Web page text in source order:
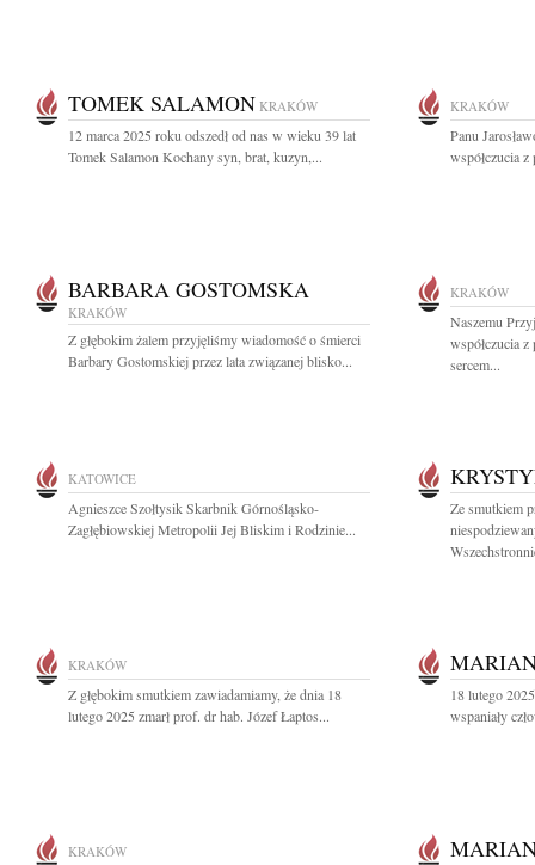
TOMEK SALAMON KRAKÓW
12 marca 2025 roku odszedł od nas w wieku 39 lat
Tomek Salamon Kochany syn, brat, kuzyn,...
KRAKÓW
Panu
współczucia
BARBARA GOSTOMSKA
KRAKÓW
Z głębokim żalem przyjęliśmy wiadomość o śmierci
Barbary Gostomskiej przez lata związanej blisko...
KRAKÓW
Naszemu
współczucia
sercem...
KATOWICE
Agnieszce Szołtysik Skarbnik Górnośląsko-
Zagłębiowskiej Metropolii Jej Bliskim i Rodzinie...
Ze smutkiem
KRAKÓW
Z głębokim smutkiem zawiadamiamy, że dnia 18
lutego 2025 zmarł prof. dr hab. Józef Łaptos...
18 lutego
wspaniały
KRAKÓW